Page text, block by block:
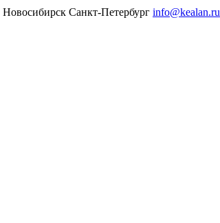
Новосибирск Санкт-Петербург info@kealan.ru